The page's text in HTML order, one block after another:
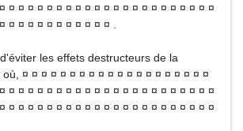
¤ ¤ ¤ ¤ ¤ ¤ ¤ ¤ ¤ ¤ ¤ ¤ ¤ ¤ ¤ ¤ ¤ ¤ ¤ ¤ ¤ ¤
¤ ¤ ¤ ¤ ¤ ¤ ¤ ¤ ¤ ¤ ¤ .
les effets destructeurs de la
¤ ¤ ¤ ¤ ¤ ¤ ¤ ¤ ¤ ¤ ¤ ¤ ¤ ¤ ¤ ¤ ¤ ¤ ¤ ¤
¤ ¤ ¤ ¤ ¤ ¤ ¤ ¤ ¤ ¤ ¤ ¤ ¤ ¤ ¤ ¤ ¤ ¤ ¤ ¤ ¤ ¤
¤ ¤ ¤ ¤ ¤ ¤ ¤ ¤ ¤ ¤ ¤ ¤ ¤ ¤ ¤ ¤ ¤ ¤ ¤ ¤ ¤ ¤